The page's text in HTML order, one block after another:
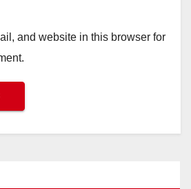
and website in this browser for